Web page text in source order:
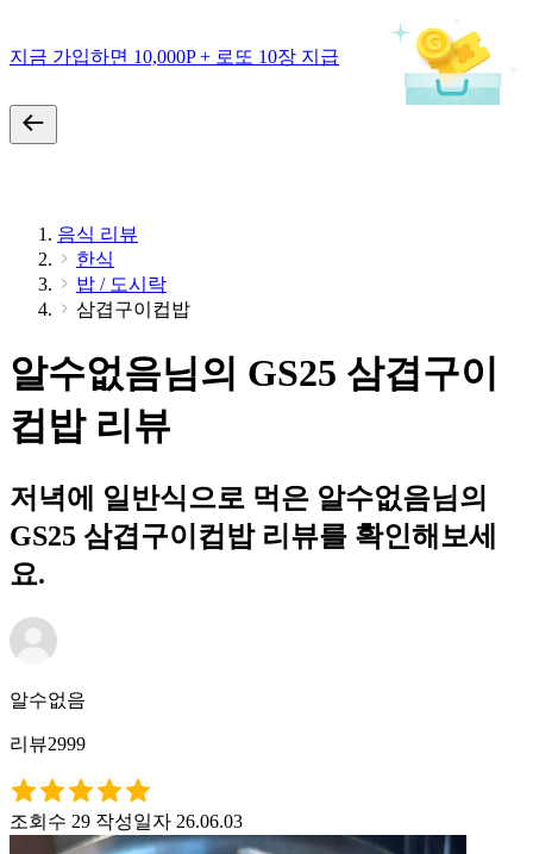
지금 가입하면 10,000P + 로또 10장 지급
음식 리뷰
한식
밥 / 도시락
삼겹구이컵밥
알수없음님의 GS25 삼겹구이
컵밥 리뷰
저녁에 일반식으로 먹은 알수없음님의
GS25 삼겹구이컵밥 리뷰를 확인해보세
요.
알수없음
리뷰2999
조회수 29 작성일자 26.06.03